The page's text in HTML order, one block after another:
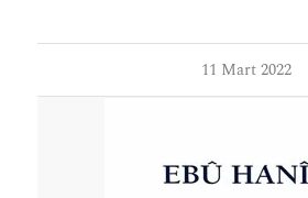
11 Mart 2022